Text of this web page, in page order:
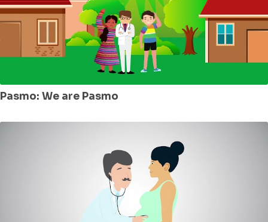
Pasmo: We are Pasmo